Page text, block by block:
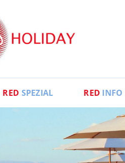
RED SPEZIAL RED INFO